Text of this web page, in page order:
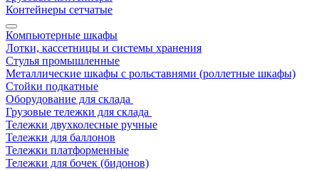
Контейнеры сетчатые
Компьютерные шкафы
Лотки, кассетницы и системы хранения
Стулья промышленные
Металлические шкафы с рольставнями (роллетные шкафы)
Стойки подкатные
Оборудование для склада
Грузовые тележки для склада
Тележки двухколесные ручные
Тележки для баллонов
Тележки платформенные
Тележки для бочек (бидонов)